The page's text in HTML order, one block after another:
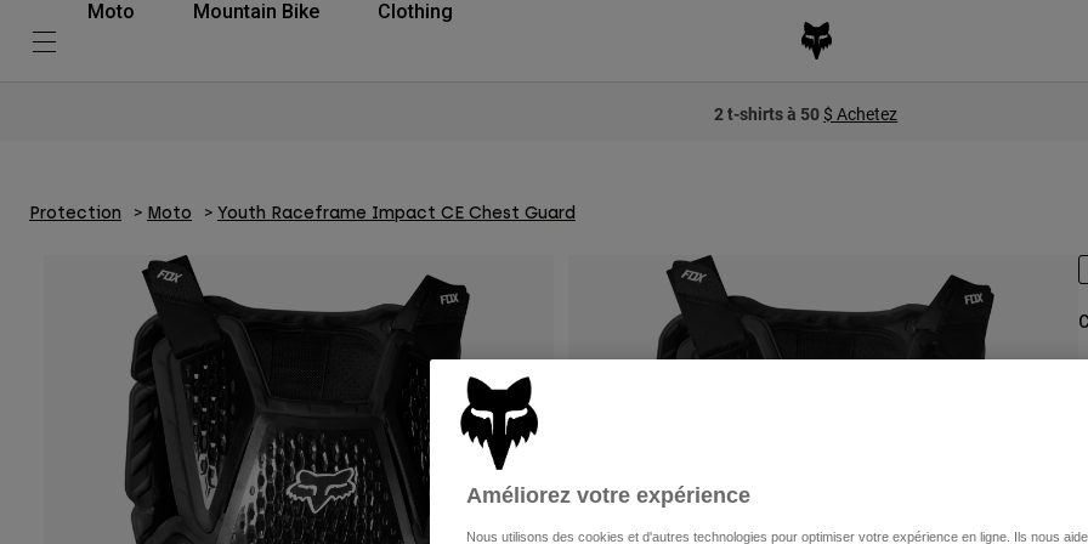
Moto Mountain Bike Clothing
2 t-shirts à 50 $ Achetez
Protection Moto Youth Raceframe Impact CE Chest Guard
Améliorez votre expérience
Nous utilisons des cookies et d'autres technologies pour optimiser votre expérience en ligne. Ils nous